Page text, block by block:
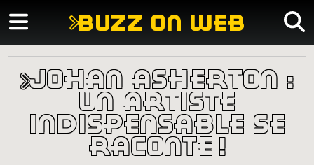
buzz on web
johan asherton :
un artiste
indispensable se
raconte !